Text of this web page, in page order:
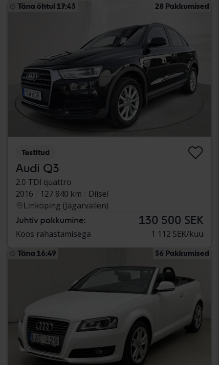
Täna õhtul 17:43 28 Pakkumised
Testitud
Audi Q3
2.0 TDI quattro
2016
127 840 km
Diisel
Linköping (Jägarvallen)
Juhtiv pakkumine: 130 500 SEK
Koos rahastamisega 1 112 SEK/kuu
Täna 16:49 36 Pakkumised